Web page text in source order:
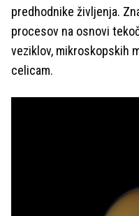
predhodnike življenja.
procesov na osnovi
veziklov, mikroskopskih
celicam.